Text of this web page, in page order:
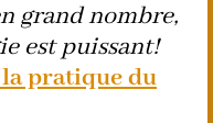
grand nombre,
est puissant!
pratique du